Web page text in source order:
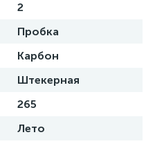
2
Пробка
Карбон
Штекерная
265
Лето